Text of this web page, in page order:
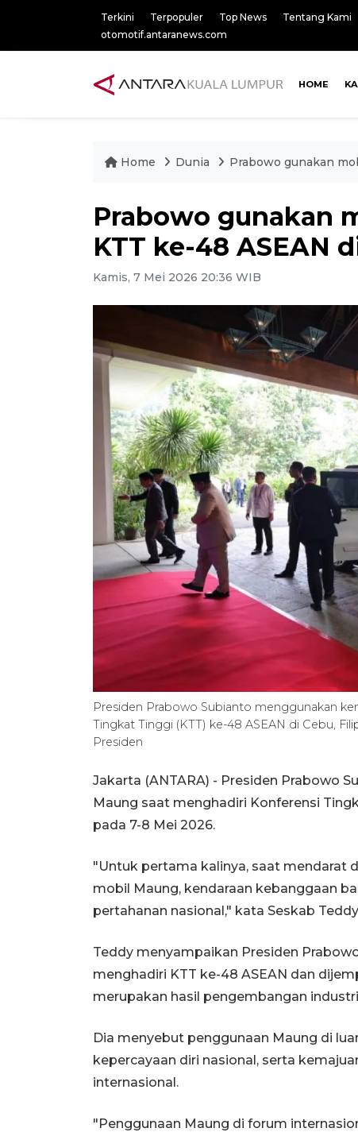
Terkini Terpopuler Top News Tentang Kami
otomotif.antaranews.com
HOME
Home Dunia Prabowo gunakan
Prabowo gunakan
KTT ke-48 ASEAN
Kamis, 7 Mei 2026 20:36 WIB
Presiden Prabowo Subianto menggunakan
Tingkat Tinggi (KTT) ke-48 ASEAN di Cebu,
Presiden
Jakarta (ANTARA) - Presiden Prabowo
Maung saat menghadiri Konferensi
pada 7-8 Mei 2026.
"Untuk pertama kalinya, saat mendarat
mobil Maung, kendaraan kebanggaan
pertahanan nasional," kata Seskab
Teddy menyampaikan Presiden
menghadiri KTT ke-48 ASEAN dan
merupakan hasil pengembangan
Dia menyebut penggunaan Maung di
kepercayaan diri nasional, serta
internasional.
"Penggunaan Maung di forum